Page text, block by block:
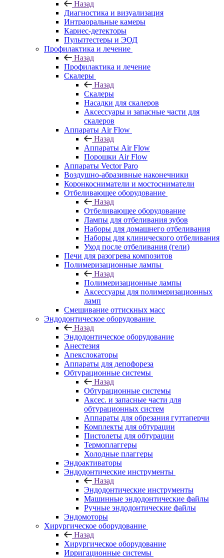
Назад
Диагностика и визуализация
Интраоральные камеры
Кариес-детекторы
Пульптестеры и ЭОД
Профилактика и лечение
Назад
Профилактика и лечение
Скалеры
Назад
Скалеры
Насадки для скалеров
Аксессуары и запасные части для
скалеров
Аппараты Air Flow
Назад
Аппараты Air Flow
Порошки Air Flow
Аппараты Vector Paro
Воздушно-абразивные наконечники
Коронкосниматели и мостосниматели
Отбеливающее оборудование
Назад
Отбеливающее оборудование
Лампы для отбеливания зубов
Наборы для домашнего отбеливания
Наборы для клинического отбеливания
Уход после отбеливания (гели)
Печи для разогрева композитов
Полимеризационные лампы
Назад
Полимеризационные лампы
Аксессуары для полимеризационных
ламп
Смешивание оттискных масс
Эндодонтическое оборудование
Назад
Эндодонтическое оборудование
Анестезия
Апекслокаторы
Аппараты для депофореза
Обтурационные системы
Назад
Обтурационные системы
Аксес. и запасные части для
обтурационных систем
Аппараты для обрезания гуттаперчи
Комплекты для обтурации
Пистолеты для обтурации
Термоплаггеры
Холодные плаггеры
Эндоактиваторы
Эндодонтические инструменты
Назад
Эндодонтические инструменты
Машинные эндодонтические файлы
Ручные эндодонтические файлы
Эндомоторы
Хирургическое оборудование
Назад
Хирургическое оборудование
Ирригационные системы